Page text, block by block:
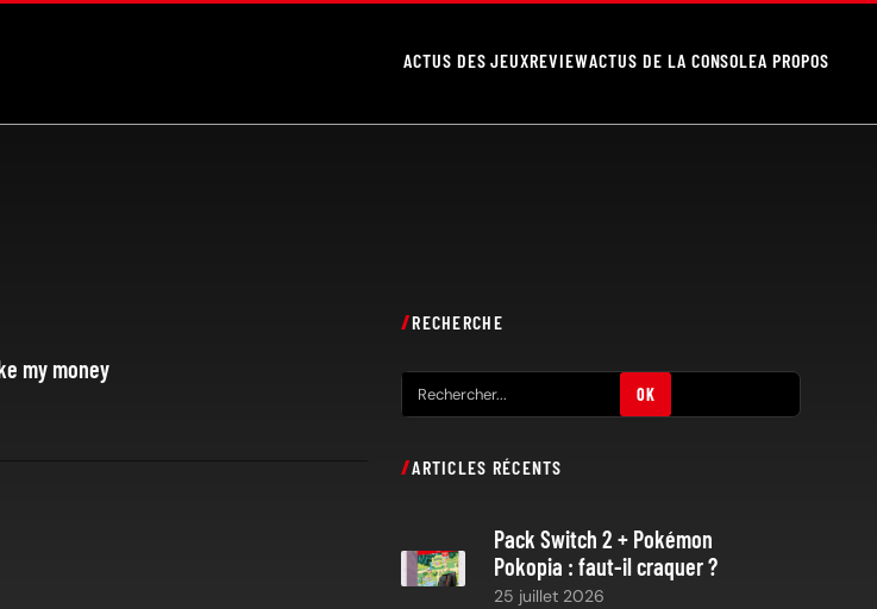
ACTUS DES JEUXREVIEWACTUS DE LA CONSOLEA PROPOS
my money
RECHERCHE
e
h
OK
ARTICLES RÉCENTS
Pack Switch 2 + Pokémon
Pokopia : faut-il craquer ?
25 juillet 2026